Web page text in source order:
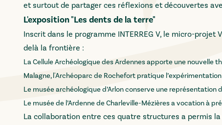
et surtout de partager ces réflexions et découvertes
L'exposition "Les dents de la terre"
Inscrit dans le programme INTERREG V, le micro-projet
delà la frontière :
La Cellule Archéologique des Ardennes apporte une nouvelle
Malagne, l'Archéoparc de Rochefort pratique
Le musée archéologique d’Arlon conserve une représentation
Le musée de l’Ardenne de Charleville-Mézières a vocation à
La collaboration entre ces quatre structures a permis